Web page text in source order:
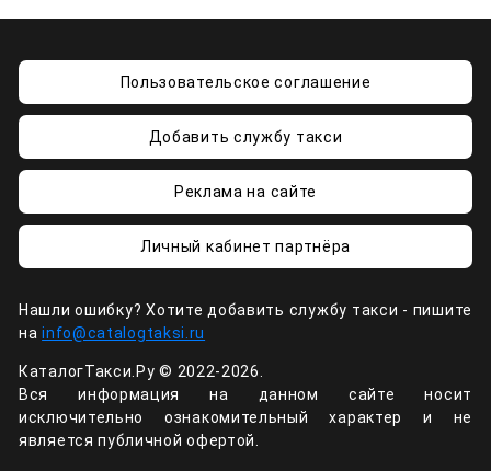
Пользовательское соглашение
Добавить службу такси
Реклама на сайте
Личный кабинет партнёра
Нашли ошибку? Хотите добавить службу такси - пишите
наinfo@catalogtaksi.ru
КаталогТакси.Ру © 2022-2026.
Вся информация на данном сайте носит
исключительно ознакомительный характер и не
является публичной офертой.